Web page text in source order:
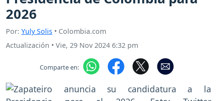
2026
Por: Yuly Solis • Colombia.com
Actualización • Vie, 29 Nov 2024 6:32 pm
Comparte en: